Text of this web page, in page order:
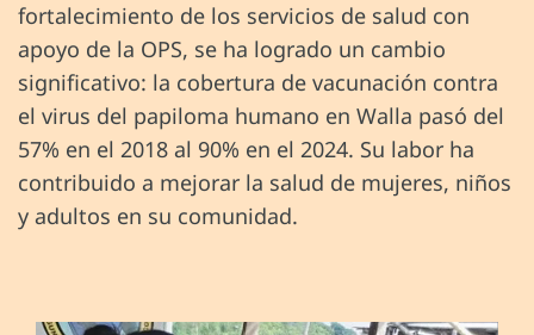
fortalecimiento de los servicios de salud con
apoyo de la OPS, se ha logrado un cambio
significativo: la cobertura de vacunación contra
el virus del papiloma humano en Walla pasó del
57% en el 2018 al 90% en el 2024. Su labor ha
contribuido a mejorar la salud de mujeres, niños
y adultos en su comunidad.